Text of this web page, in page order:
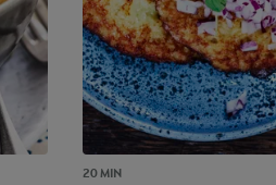
20 MIN